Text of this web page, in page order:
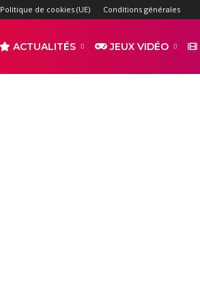
Politique de cookies (UE) Conditions générales
ACTUALITÉS JEUX VIDÉO